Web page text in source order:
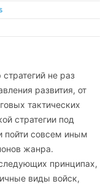
не раз
развития, от
тактических
стратегии под
пойти совсем иным
жанра.
принципах,
виды войск,